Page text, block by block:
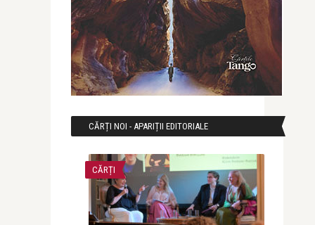
CĂRȚI NOI - APARIȚII EDITORIALE
CĂRȚI